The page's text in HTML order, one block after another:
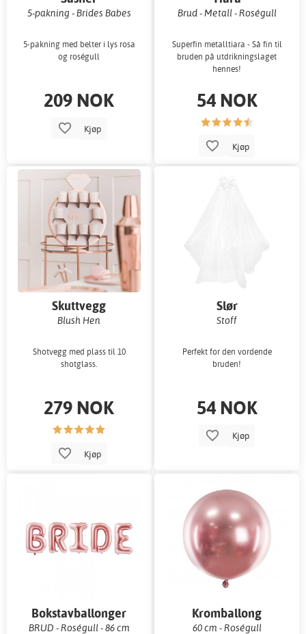
5-pakning - Brides Babes
5-pakning med belter i lys rosa
og roségull
209 NOK
Kjøp
Brud - Metall - Roségull
Superfin metalltiara - Så fin til
bruden på utdrikningslaget
hennes!
54 NOK
Kjøp
Skuttvegg
Blush Hen
Shotvegg med plass til 10
shotglass.
279 NOK
Kjøp
Slør
Stoff
Perfekt for den vordende
bruden!
54 NOK
Kjøp
Bokstavballonger
BRUD - Roségull - 86 cm
Kromballong
60 cm - Roségull